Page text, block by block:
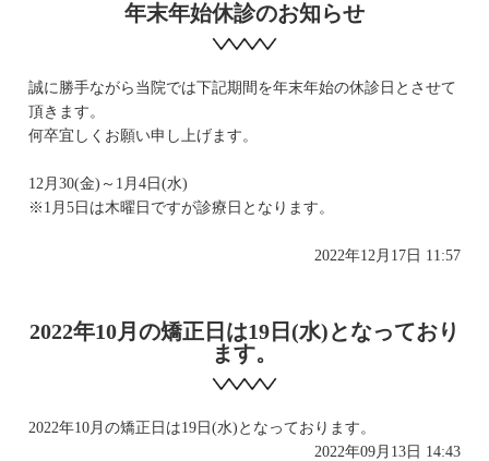
年末年始休診のお知らせ
誠に勝手ながら当院では下記期間を年末年始の休診日とさせて
頂きます。
何卒宜しくお願い申し上げます。
12月30(金)～1月4日(水)
※1月5日は木曜日ですが診療日となります。
2022年12月17日 11:57
2022年10月の矯正日は19日(水)となっており
ます。
2022年10月の矯正日は19日(水)となっております。
2022年09月13日 14:43